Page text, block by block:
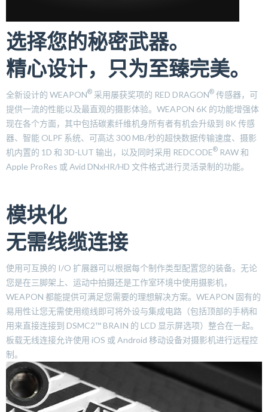
选择您的秘密武器。
精心设计，只为至臻完美。
全新设计的 WEAPON® 采用屡获奖项的 RED DRAGON® 传感器，可
提供一流的性能以及最直观的摄影体验。WEAPON 6K 的功能增强体
现在各个方面，其中包括碳素纤维机身所有者有机会升级到 8K 传感
器、智能 OLPF 系统、可高达 300 MB/秒的超快数据传输速度、摄影
机内置的 1D 和 3D-LUT 输出，以及同时采用 REDCODE® RAW 和
Apple ProRes 或 Avid DNxHR/HD 文件格式进行灵活录制的功能。
模块化
无需线缆连接
使用可互换的 I/O 扩展器可以根据每个制作类型配置您的装备。无论
您是在三脚架上、运动中拍摄还是工作室环境中使用摄影机，
WEAPON 都能提供可满足您需要的理想解决方案。WEAPON 固有的
易用性让您无需使用缆线即可将外设与集成电路（包括顶部的手柄和
用来直接连接到 DSMC2™ BRAIN 的 LCD 显示屏选项）整合在一起。
板载无线连接允许使用 iOS 或 Android 移动设备对摄影机进行远程控
制。